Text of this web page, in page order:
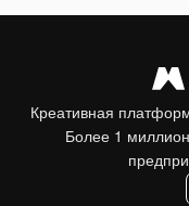
Креативная
Более 1